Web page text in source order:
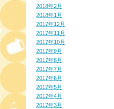
2018年2月
2018年1月
2017年12月
2017年11月
2017年10月
2017年9月
2017年8月
2017年7月
2017年6月
2017年5月
2017年4月
2017年3月